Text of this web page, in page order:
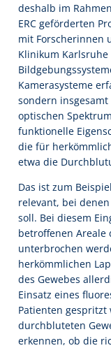
deshalb im
ERC geförderten
mit Forscherinnen
Klinikum
Kamerasysteme
sondern
optischen
funktionelle
die für
etwa die
Das ist zum
relevant, bei
soll. Bei diesem
betroffenen Areale
unterbrochen
herkömmlichen
des Gewebes
Einsatz eines
Patienten
durchbluteten
erkennen, ob die